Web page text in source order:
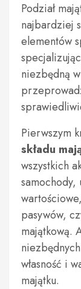
Podział
najbardziej
elementów
niezbędną
Pierwszym
składu
wszystkich
samochody,
pasywów,
majątkową.
własność i
majątku.